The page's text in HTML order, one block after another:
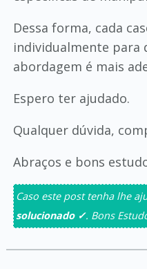
Dessa forma, cada
individualmente para
abordagem é mais
Espero ter ajudado.
Qualquer dúvida,
Abraços e bons
Caso este post tenha lhe
solucionado ✓. Bons